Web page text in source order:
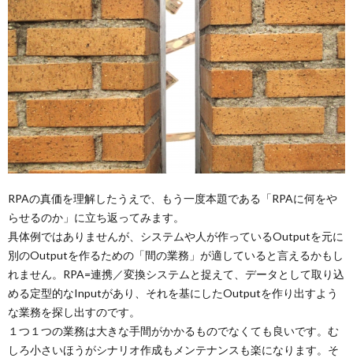
RPAの真価を理解したうえで、もう一度本題である「RPAに何をや
らせるのか」に立ち返ってみます。
具体例ではありませんが、システムや人が作っているOutputを元に
別のOutputを作るための「間の業務」が適していると言えるかもし
れません。RPA=連携／変換システムと捉えて、データとして取り込
める定型的なInputがあり、それを基にしたOutputを作り出すよう
な業務を探し出すのです。
１つ１つの業務は大きな手間がかかるものでなくても良いです。む
しろ小さいほうがシナリオ作成もメンテナンスも楽になります。そ